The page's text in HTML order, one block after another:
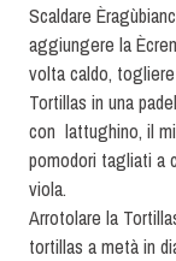
Scaldare
aggiungere la
volta caldo,
Tortillas in una
con lattughino, il
pomodori tagliati a
viola.
Arrotolare la
tortillas a metà in